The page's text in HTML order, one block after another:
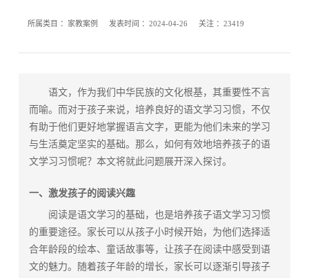
所属类目 ： 家教案例 发表时间 ：2024-04-26 关注 ：23419
语文，作为我们中华民族的文化根基，其重要性不言
而喻。而对于孩子来说，培养良好的语文学习习惯，不仅
有助于他们更好地掌握语言文字，更能为他们未来的学习
与生活奠定坚实的基础。那么，如何有效地培养孩子的语
文学习习惯呢？本文将就此问题展开深入探讨。
一、激发孩子的阅读兴趣
阅读是语文学习的基础，也是培养孩子语文学习习惯
的重要途径。家长可以从孩子小时候开始，为他们选择适
合年龄段的绘本、童话故事等，让孩子在阅读中感受到语
文的魅力。随着孩子年龄的增长，家长可以逐渐引导孩子